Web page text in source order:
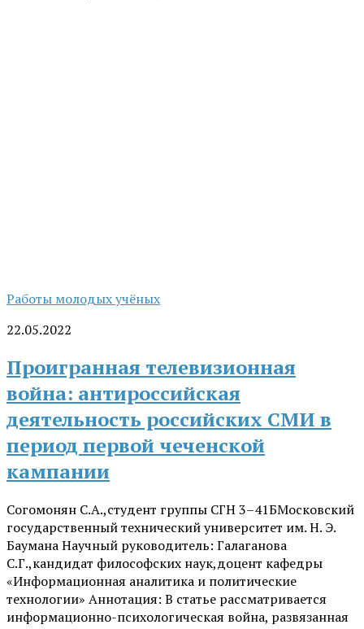
Работы молодых учёных
22.05.2022
Проигранная телевизионная
война: антироссийская
деятельность российских СМИ в
период первой чеченской
кампании
Согомонян С.А.,студент группы СГН 3–41БМосковский
государственный технический университет им. Н. Э.
Баумана Научный руководитель: Галаганова
С.Г.,кандидат философских наук,доцент кафедры
«Информационная аналитика и политические
технологии» Аннотация: В статье рассматривается
информационно-психологическая война, развязанная